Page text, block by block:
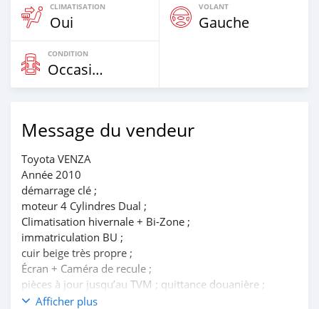
CLIMATISATION
Oui
VOLANT
Gauche
CONDITION
Occasion
Message du vendeur
Toyota VENZA
Année 2010
démarrage clé ;
moteur 4 Cylindres Dual ;
Climatisation hivernale + Bi-Zone ;
immatriculation BU ;
cuir beige très propre ;
Écran + Caméra de recule ;
pièces à jour jusqu’au TVM ; quittance douanière ;
Position Cotonou sur rendez-vous.
Afficher plus